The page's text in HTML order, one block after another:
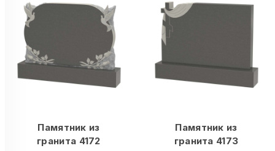
Памятник из
гранита 4172
Памятник из
гранита 4173